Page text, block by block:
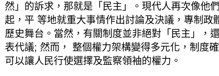
然」的訴求，那就是「民主」。現代人再次像他
起，平 等地就重大事情作出討論及決議，專制政
歷史舞台。當然，有關制度並非絕對「民主」，
表代議; 然而， 整個權力架構變得多元化，制度
可以讓人民行使選擇及監察領袖的權力。